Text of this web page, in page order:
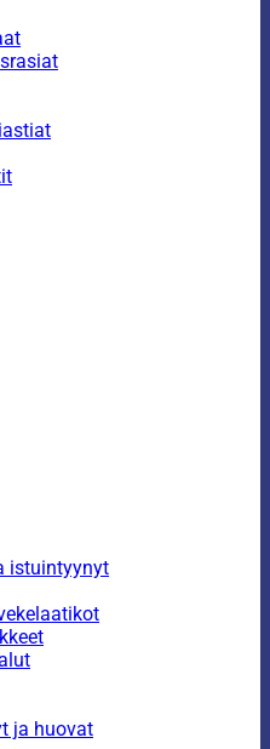
istuintyynyt
ja huovat